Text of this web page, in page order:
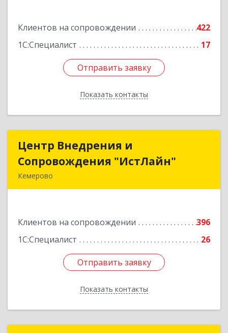
Клиентов на сопровождении
422
1С:Специалист
17
Отправить заявку
Показать контакты
Отправить заявку
Назад
Центр Внедрения и
Сопровождения "ИстЛайн"
Кемерово
Клиентов на сопровождении
396
1С:Специалист
26
Отправить заявку
Показать контакты
Центр Внедрения и
Сопровождения "ИстЛайн"
Подробнее
Отправить заявку
Назад